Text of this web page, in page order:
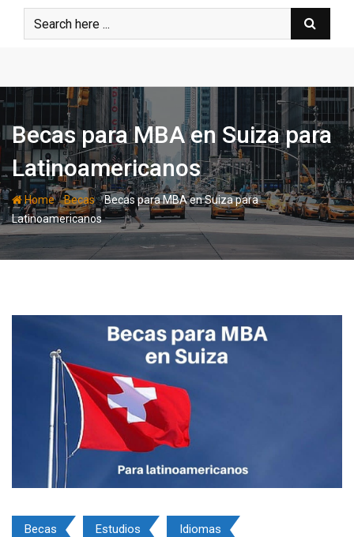
Becas para MBA en Suiza para
Latinoamericanos
Home-Becas-Becas para MBA en Suiza para
Latinoamericanos
Becas Estudios Idiomas